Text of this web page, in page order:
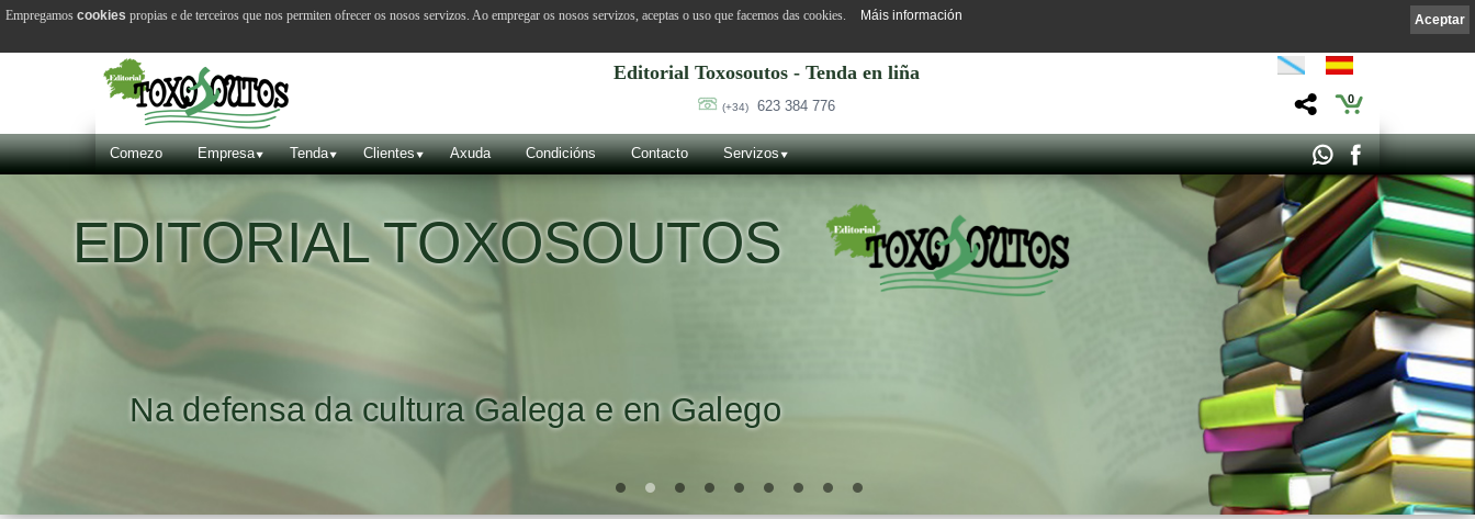
Editorial Toxosoutos - Tenda en liña
(+34) 623 384 776 0
Comezo Empresa Tenda Clientes Axuda Condicións Contacto Servizos
EDITORIAL TOXOSOUTOS
Na defensa da cultura Galega e en Galego
Aceptar
Empregamos cookies propias e de terceiros que nos permiten ofrecer os nosos servizos. Ao empregar os nosos servizos, aceptas o uso que facemos das cookies. Máis información